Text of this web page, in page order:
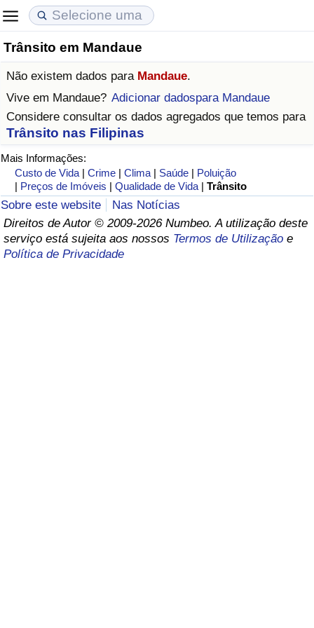
Trânsito em Mandaue
Não existem dados para Mandaue.
Vive em Mandaue? Adicionar dadospara Mandaue
Considere consultar os dados agregados que temos para
Trânsito nas Filipinas
Mais Informações:
Custo de Vida |Crime |Clima | Saúde | Poluição
| Preços de Imóveis |Qualidade de Vida |Trânsito
Sobre este website
Nas Notícias
Direitos de Autor © 2009-2026 Numbeo. A utilização deste
serviço está sujeita aos nossos Termos de Utilização e
Política de Privacidade
Custo de Vida
Indicador de Custo de Vida
Indicador de Custo de Vida Por País
em Aqaba
Preços de Imóveis
Indicador de Preços de Imóveis
Indicador de Preços de Imóveis por País
Qualidade de Vida
Indicador de Qualidade de Vida (Atual)
Índice de qualidade de vida por país
Crime
Taxa do Indicador de Crime (Atual)